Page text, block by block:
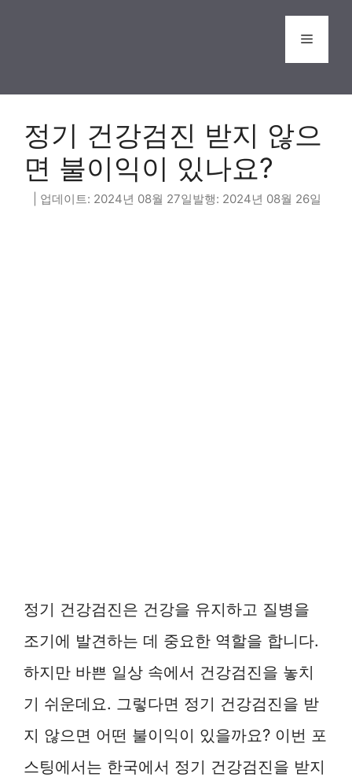
Menu
정기 건강검진 받지 않으
면 불이익이 있나요?
2024년 08월 27일 2024년 08월 26일
정기 건강검진은 건강을 유지하고 질병을
조기에 발견하는 데 중요한 역할을 합니다.
하지만 바쁜 일상 속에서 건강검진을 놓치
기 쉬운데요. 그렇다면 정기 건강검진을 받
지 않으면 어떤 불이익이 있을까요? 이번 포
스팅에서는 한국에서 정기 건강검진을 받지